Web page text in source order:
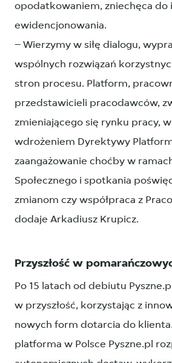
opodatkowaniem, zniechęca do
ewidencjonowania.
– Wierzymy w siłę dialogu,
wspólnych rozwiązań
stron procesu. Platform,
przedstawicieli pracodawców,
zmieniającego się rynku pracy,
wdrożeniem Dyrektywy
zaangażowanie choćby w
Społecznego i spotkania
zmianom czy współpraca z
dodaje Arkadiusz Krupicz.
Przyszłość w
Po 15 latach od debiutu
w przyszłość, korzystając z
nowych form dotarcia do
platforma w Polsce Pyszne.pl